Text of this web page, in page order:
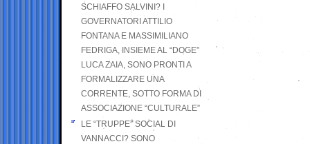
SCHIAFFO SALVINI? I
GOVERNATORI ATTILIO
FONTANA E MASSIMILIANO
FEDRIGA, INSIEME AL “DOGE”
LUCA ZAIA, SONO PRONTI A
FORMALIZZARE UNA
CORRENTE, SOTTO FORMA DI
ASSOCIAZIONE “CULTURALE”
LE “TRUPPE” SOCIAL DI
VANNACCI? SONO